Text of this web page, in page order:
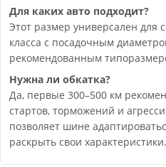
Для каких авто подходит?
Этот размер универсален для
класса с посадочным
рекомендованным
Нужна ли обкатка?
Да, первые 300–500 км
стартов, торможений и
позволяет шине
раскрыть свои характеристики.